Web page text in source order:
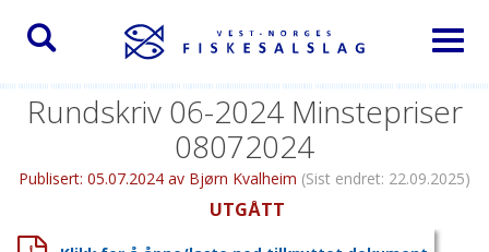
Toggle
Rundskriv 06-2024 Minstepriser
08072024
Publisert: 05.07.2024 av Bjørn Kvalheim (Sist endret: 22.09.2025)
UTGÅTT